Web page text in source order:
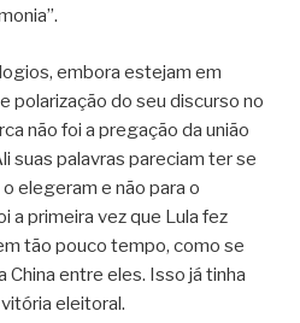
embora estejam em
polarização do seu discurso no
não foi a pregação da união
suas palavras pareciam ter se
elegeram e não para o
a primeira vez que Lula fez
tão pouco tempo, como se
China entre eles. Isso já tinha
eleitoral.